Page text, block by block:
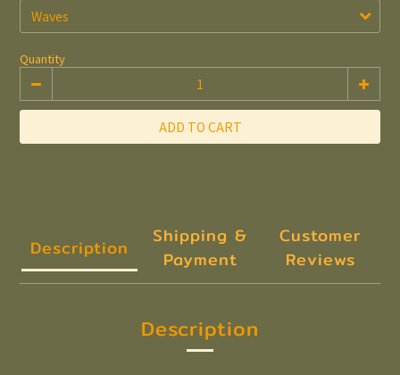
Quantity
ADD TO CART
Description
Shipping &
Payment
Customer
Reviews
Description